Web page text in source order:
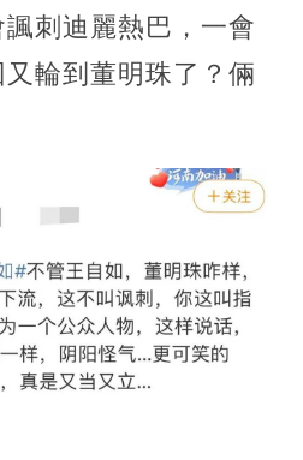
刺迪麗熱巴，一會
輪到董明珠了？倆